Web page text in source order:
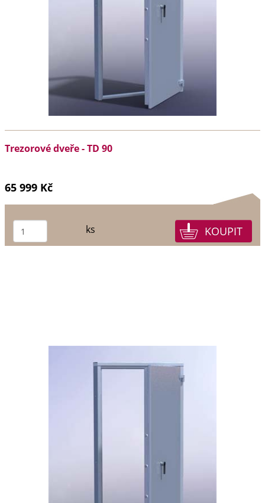
Trezorové dveře - TD 90
65 999 Kč
ks